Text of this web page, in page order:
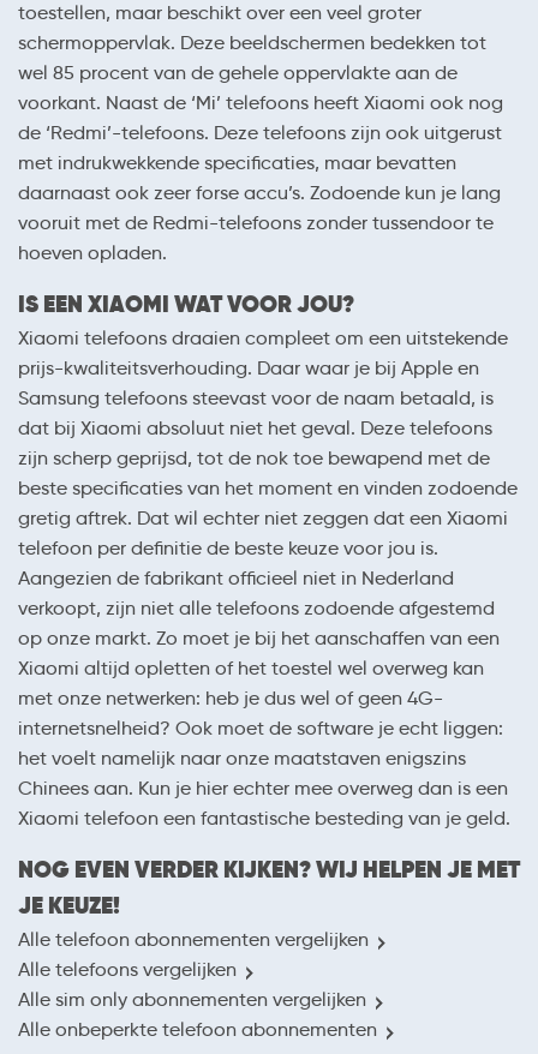
toestellen, maar beschikt over een veel groter
schermoppervlak. Deze beeldschermen bedekken tot
wel 85 procent van de gehele oppervlakte aan de
voorkant. Naast de ‘Mi’ telefoons heeft Xiaomi ook nog
de ‘Redmi’-telefoons. Deze telefoons zijn ook uitgerust
met indrukwekkende specificaties, maar bevatten
daarnaast ook zeer forse accu’s. Zodoende kun je lang
vooruit met de Redmi-telefoons zonder tussendoor te
hoeven opladen.
IS EEN XIAOMI WAT VOOR JOU?
Xiaomi telefoons draaien compleet om een uitstekende
prijs-kwaliteitsverhouding. Daar waar je bij Apple en
Samsung telefoons steevast voor de naam betaald, is
dat bij Xiaomi absoluut niet het geval. Deze telefoons
zijn scherp geprijsd, tot de nok toe bewapend met de
beste specificaties van het moment en vinden zodoende
gretig aftrek. Dat wil echter niet zeggen dat een Xiaomi
telefoon per definitie de beste keuze voor jou is.
Aangezien de fabrikant officieel niet in Nederland
verkoopt, zijn niet alle telefoons zodoende afgestemd
op onze markt. Zo moet je bij het aanschaffen van een
Xiaomi altijd opletten of het toestel wel overweg kan
met onze netwerken: heb je dus wel of geen 4G-
internetsnelheid? Ook moet de software je echt liggen:
het voelt namelijk naar onze maatstaven enigszins
Chinees aan. Kun je hier echter mee overweg dan is een
Xiaomi telefoon een fantastische besteding van je geld.
NOG EVEN VERDER KIJKEN? WIJ HELPEN JE MET
JE KEUZE!
Alle telefoon abonnementen vergelijken
Alle telefoons vergelijken
Alle sim only abonnementen vergelijken
Alle onbeperkte telefoon abonnementen